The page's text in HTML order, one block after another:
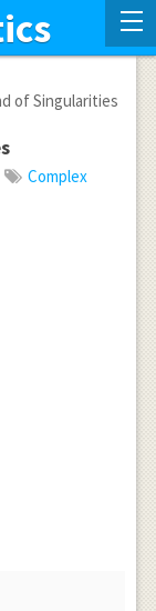
of Singularities
Complex